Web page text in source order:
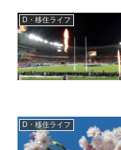
D・移住ライフ
D・移住ライフ